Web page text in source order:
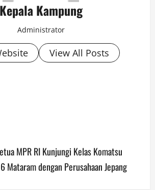
Kepala Kampung
Administrator
View All Posts
MPR RI Kunjungi Kelas Komatsu
Mataram dengan Perusahaan Jepang